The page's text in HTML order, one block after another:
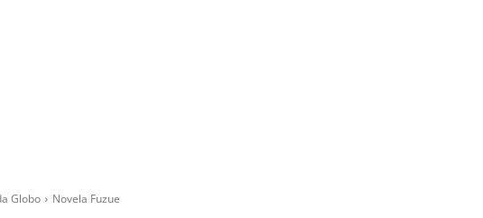
Globo Novela Fuzue